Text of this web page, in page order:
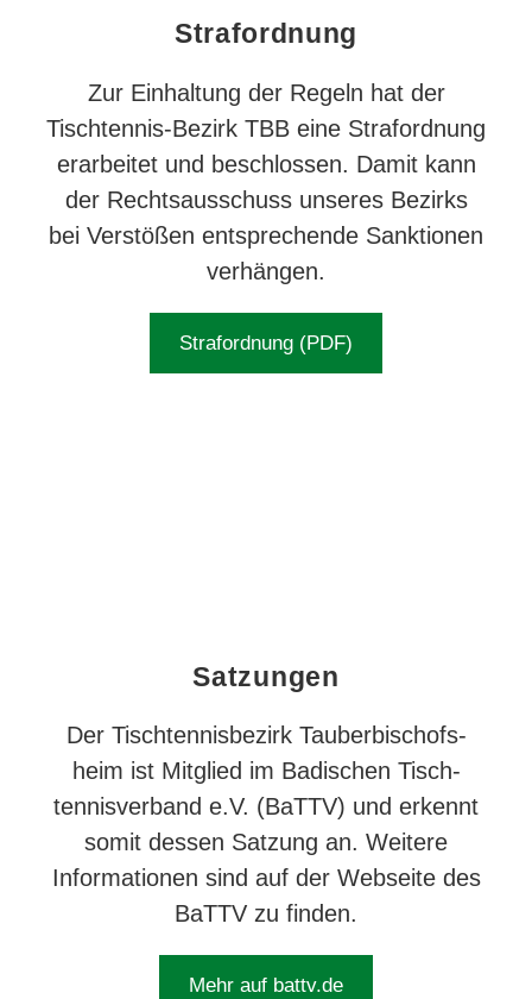
Straf­ordnung
Zur Einhaltung der Regeln hat der
Tischtennis­-Bezirk TBB eine Straf­ordnung
erarbeitet und beschlossen. Damit kann
der Rechts­ausschuss unseres Bezirks
bei Verstößen ent­sprechende Sank­tionen
verhängen.
Strafordnung (PDF)
Satz­ungen
Der Tischtennis­bezirk Tauber­bischofs­
heim ist Mitglied im Badischen Tisch­
tennis­verband e.V. (BaTTV) und erkennt
somit dessen Satzung an. Weitere
Informationen sind auf der Webseite des
BaTTV zu finden.
Mehr auf battv.de